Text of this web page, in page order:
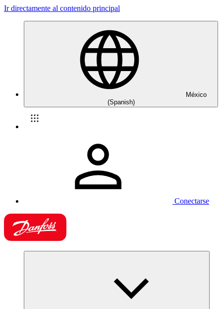
Ir directamente al contenido principal
México
(Spanish)
Conectarse